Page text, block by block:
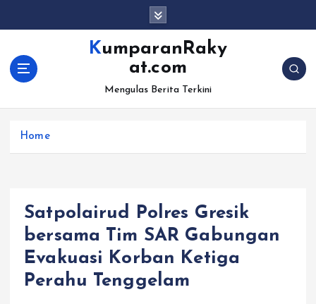
KumparanRaky
at.com
Mengulas Berita Terkini
Home
Satpolairud Polres Gresik
bersama Tim SAR Gabungan
Evakuasi Korban Ketiga
Perahu Tenggelam